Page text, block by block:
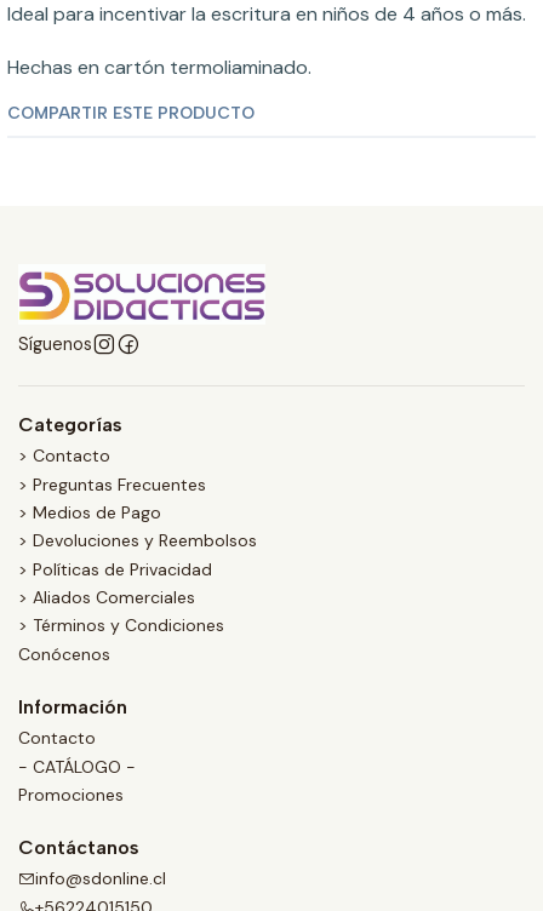
Ideal para incentivar la escritura en niños de 4 años o más.
Hechas en cartón termoliaminado.
COMPARTIR ESTE PRODUCTO
Síguenos
Categorías
> Contacto
> Preguntas Frecuentes
> Medios de Pago
> Devoluciones y Reembolsos
> Políticas de Privacidad
> Aliados Comerciales
> Términos y Condiciones
Conócenos
Información
Contacto
- CATÁLOGO -
Promociones
Contáctanos
info@sdonline.cl